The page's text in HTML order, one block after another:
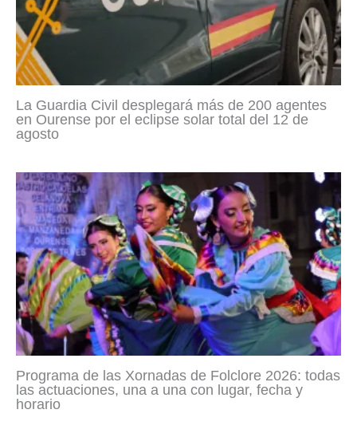
La Guardia Civil desplegará más de 200 agentes
en Ourense por el eclipse solar total del 12 de
agosto
Programa de las Xornadas de Folclore 2026: todas
las actuaciones, una a una con lugar, fecha y
horario